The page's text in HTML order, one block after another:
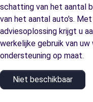
schatting van het aantal
van het aantal auto's.
adviesoplossing krijgt u
werkelijke gebruik van
ondersteuning op maat.
Niet beschikbaar